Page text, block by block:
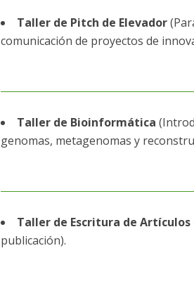
Taller de Pitch de Elevador
comunicación de proyectos de
Taller de Bioinformática
genomas, metagenomas y
Taller de Escritura de
publicación).